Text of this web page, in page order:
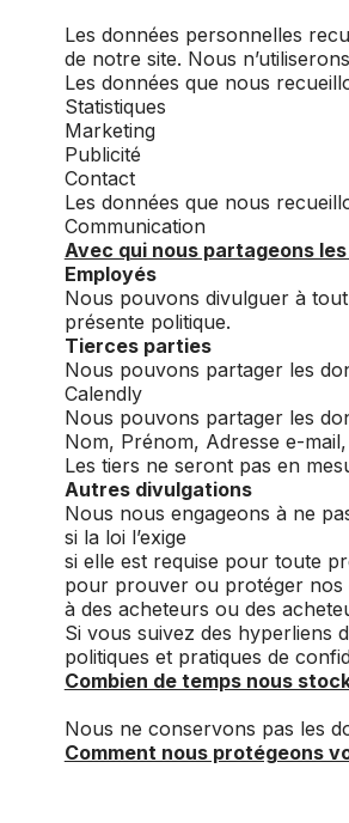
Les données personnelles
de notre site. Nous
Les données que nous
Statistiques
Marketing
Publicité
Contact
Les données que nous
Communication
Avec qui nous partageons
Employés
Nous pouvons divulguer à
présente politique.
Tierces parties
Nous pouvons partager les
Calendly
Nous pouvons partager les
Nom, Prénom, Adresse e-
Les tiers ne seront pas en
Autres divulgations
Nous nous engageons à ne
si la loi l’exige
si elle est requise pour toute
pour prouver ou protéger nos
à des acheteurs ou des
Si vous suivez des hyperliens
politiques et pratiques de
Combien de temps nous
Nous ne conservons pas les
Comment nous protégeons